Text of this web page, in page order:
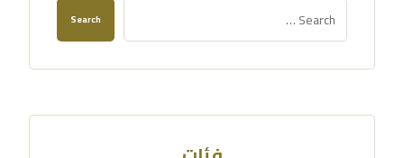
Search